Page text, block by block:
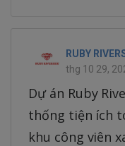
RUBY
thg 10 29,
Dự án Ruby
thống tiện ích
khu công viên